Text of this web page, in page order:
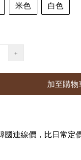
米色 白色
+
加至購物
國連線價，比日常定